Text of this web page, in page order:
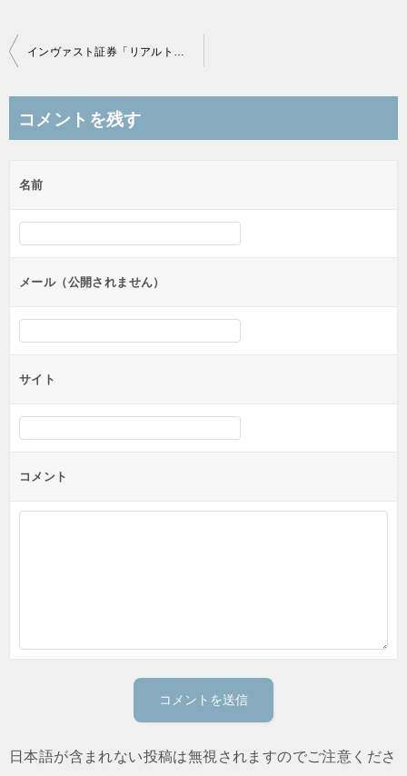
投
ビ
ー
シ
ン
インヴァスト証券「リアルトレード頂上決戦グランプリ」が始まる！
コメントを残す
名前
メール（公開されません）
サイト
コメント
日本語が含まれない投稿は無視されますのでご注意くださ